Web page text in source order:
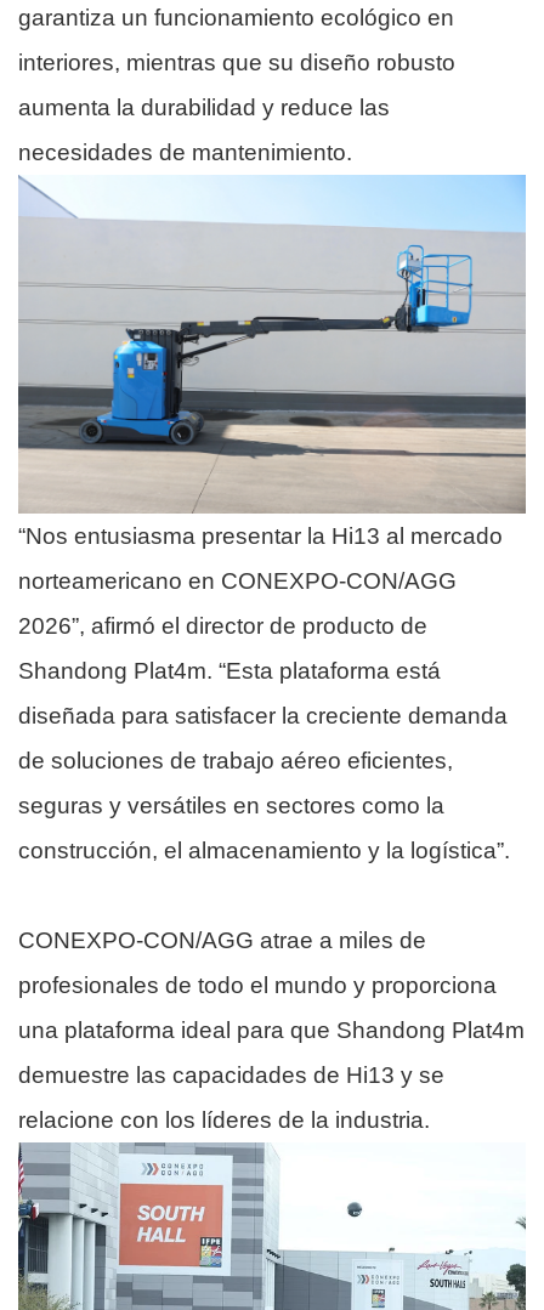
garantiza un funcionamiento ecológico en
interiores, mientras que su diseño robusto
aumenta la durabilidad y reduce las
necesidades de mantenimiento.
“Nos entusiasma presentar la Hi13 al mercado
norteamericano en CONEXPO-CON/AGG
2026”, afirmó el director de producto de
Shandong Plat4m. “Esta plataforma está
diseñada para satisfacer la creciente demanda
de soluciones de trabajo aéreo eficientes,
seguras y versátiles en sectores como la
construcción, el almacenamiento y la logística”.
CONEXPO-CON/AGG atrae a miles de
profesionales de todo el mundo y proporciona
una plataforma ideal para que Shandong Plat4m
demuestre las capacidades de Hi13 y se
relacione con los líderes de la industria.